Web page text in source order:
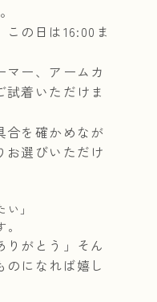
の日は16:00ま
ー、アームカ
着いただけま
合を確かめなが
お選びいただけ
」
がとう」そん
になれば嬉し